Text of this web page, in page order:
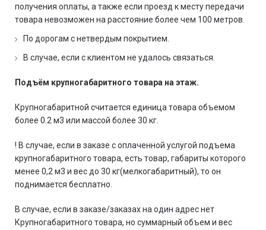
получения оплаты, а также если проезд к месту передачи
товара невозможен на расстояние более чем 100 метров.
По дорогам с нетвердым покрытием.
В случае, если с клиентом не удалось связаться.
Подъём крупногабаритного товара на этаж.
Крупногабаритной считается единица товара объемом
более 0.2 м3 или массой более 30 кг.
! В случае, если в заказе с оплаченной услугой подъема
крупногабаритного товара, есть товар, габариты которого
менее 0,2 м3 и вес до 30 кг(мелкогабаритный), то он
поднимается бесплатно.
В случае, если в заказе/заказах на один адрес нет
Крупногабаритного товара, но суммарный объем и вес